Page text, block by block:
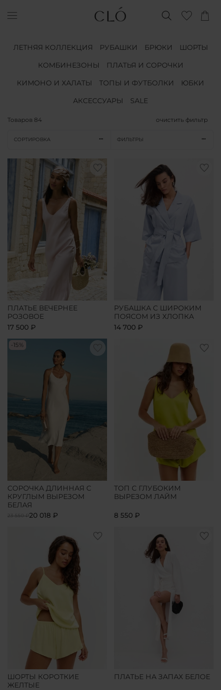
ЛЕТНЯЯ КОЛЛЕКЦИЯ РУБАШКИ БРЮКИ
ШОРТЫ
КОМБИНЕЗОНЫ
ПЛАТЬЯ И СОРОЧКИ
КИМОНО И ХАЛАТЫ
ТОПЫ И ФУТБОЛКИ
ЮБКИ
АКСЕССУАРЫ
SALE
Товаров 84 очистить фильтр
СОРТИРОВКА ФИЛЬТРЫ
ПЛАТЬЕ ВЕЧЕРНЕЕ
РОЗОВОЕ
17 500 ₽
РУБАШКА С ШИРОКИМ
ПОЯСОМ ИЗ ХЛОПКА
14 700 ₽
-15%
СОРОЧКА ДЛИННАЯ С
КРУГЛЫМ ВЫРЕЗОМ
БЕЛАЯ
23 550 ₽20 018 ₽
ТОП С ГЛУБОКИМ
ВЫРЕЗОМ ЛАЙМ
8 550 ₽
ШОРТЫ КОРОТКИЕ
ЖЕЛТЫЕ
ПЛАТЬЕ НА ЗАПАХ БЕЛОЕ